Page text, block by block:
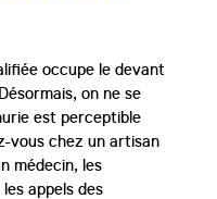
occupe le devant
on ne se
est perceptible
vous chez un artisan
médecin, les
appels des